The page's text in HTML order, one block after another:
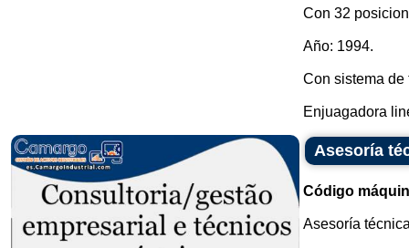
Con 32
Año: 1994.
Con sistema de
Enjuagadora
Asesoría
Código
Asesoría